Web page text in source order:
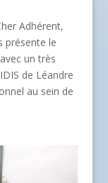
Adhérent,
présente le
un très
de Léandre
au sein de